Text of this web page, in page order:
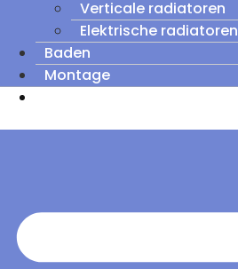
Verticale radiatoren
Elektrische radiatoren
Baden
Montage